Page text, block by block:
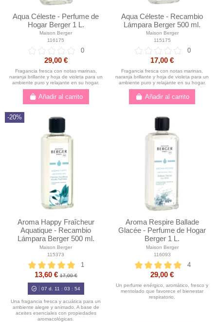
Aqua Céleste - Perfume de
Hogar Berger 1 L.
Maison Berger
116175
0
29,00 €
Fragancia fresca con notas marinas,
naranja brillante y hoja de violeta para un
ambiente puro y relajante en su hogar.
Añadir al carrito
Aqua Céleste - Recambio
Lámpara Berger 500 ml.
Maison Berger
115175
0
17,00 €
Fragancia fresca con notas marinas,
naranja brillante y hoja de violeta para un
ambiente puro y relajante en su hogar.
Añadir al carrito
-20%
Aroma Happy Fraîcheur
Aquatique - Recambio
Lámpara Berger 500 ml.
Maison Berger
115373
1
13,60 €17,00 €
07 d. 11 :03 :52
Una fragancia fresca y acuática para un
ambiente alegre y animado. A base de
aceites esenciales con propiedades
aromacológicas.
Aroma Respire Ballade
Glacée - Perfume de Hogar
Berger 1 L.
Maison Berger
116093
4
29,00 €
Un perfume enérgico, aromático, fresco y
mentolado que favorece el bienestar
respiratorio.